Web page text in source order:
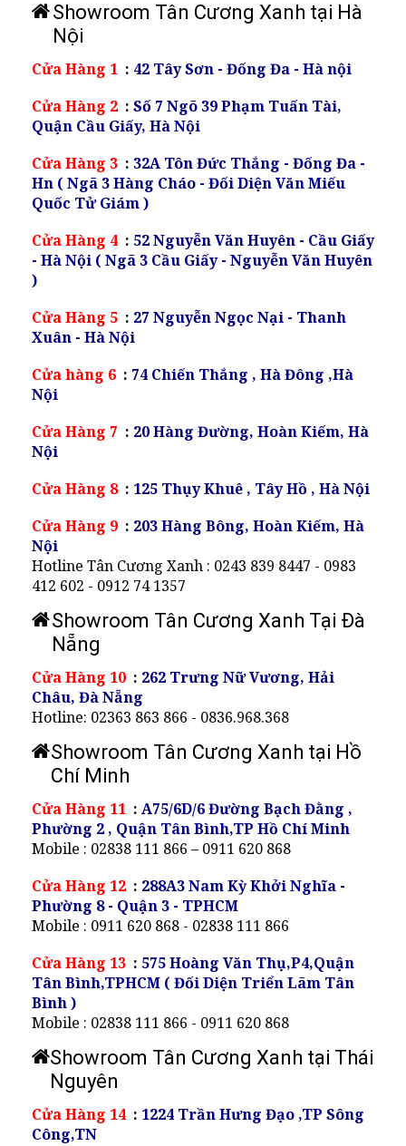
Showroom Tân Cương Xanh tại Hà
Nội
Cửa Hàng 1 : 42 Tây Sơn - Đống Đa - Hà nội
Cửa Hàng 2 : Số 7 Ngõ 39 Phạm Tuấn Tài,
Quận Cầu Giấy, Hà Nội
Cửa Hàng 3 : 32A Tôn Đức Thắng - Đống Đa -
Hn ( Ngã 3 Hàng Cháo - Đối Diện Văn Miếu
Quốc Tử Giám )
Cửa Hàng 4 : 52 Nguyễn Văn Huyên - Cầu Giấy
- Hà Nội ( Ngã 3 Cầu Giấy - Nguyễn Văn Huyên
)
Cửa Hàng 5 : 27 Nguyễn Ngọc Nại - Thanh
Xuân - Hà Nội
Cửa hàng 6 : 74 Chiến Thắng , Hà Đông ,Hà
Nội
Cửa Hàng 7 : 20 Hàng Đường, Hoàn Kiếm, Hà
Nội
Cửa Hàng 8 : 125 Thụy Khuê , Tây Hồ , Hà Nội
Cửa Hàng 9 : 203 Hàng Bông, Hoàn Kiếm, Hà
Nội
Hotline Tân Cương Xanh : 0243 839 8447 - 0983
412 602 - 0912 74 1357
Showroom Tân Cương Xanh Tại Đà
Nẵng
Cửa Hàng 10 : 262 Trưng Nữ Vương, Hải
Châu, Đà Nẵng
Hotline: 02363 863 866 - 0836.968.368
Showroom Tân Cương Xanh tại Hồ
Chí Minh
Cửa Hàng 11 : A75/6D/6 Đường Bạch Đằng ,
Phường 2 , Quận Tân Bình,TP Hồ Chí Minh
Mobile : 02838 111 866 – 0911 620 868
Cửa Hàng 12 : 288A3 Nam Kỳ Khởi Nghĩa -
Phường 8 - Quận 3 - TPHCM
Mobile : 0911 620 868 - 02838 111 866
Cửa Hàng 13 : 575 Hoàng Văn Thụ,P4,Quận
Tân Bình,TPHCM ( Đối Diện Triển Lãm Tân
Bình )
Mobile : 02838 111 866 - 0911 620 868
Showroom Tân Cương Xanh tại Thái
Nguyên
Cửa Hàng 14 : 1224 Trần Hưng Đạo ,TP Sông
Công,TN